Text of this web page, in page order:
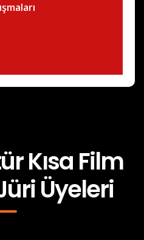
Kısa Film
Üyeleri